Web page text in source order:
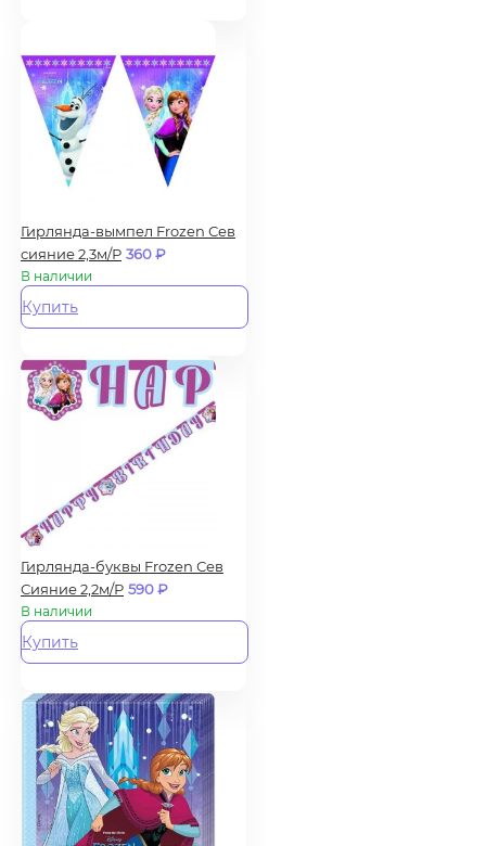
Гирлянда-вымпел Frozen Сев
сияние 2,3м/Р 360₽
В наличии
Купить
Гирлянда-буквы Frozen Сев
Сияние 2,2м/Р 590₽
В наличии
Купить